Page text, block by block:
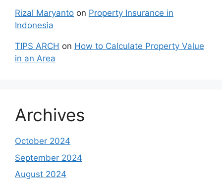
Rizal Maryanto on Property Insurance in
Indonesia
TIPS ARCH on How to Calculate Property Value
in an Area
Archives
October 2024
September 2024
August 2024